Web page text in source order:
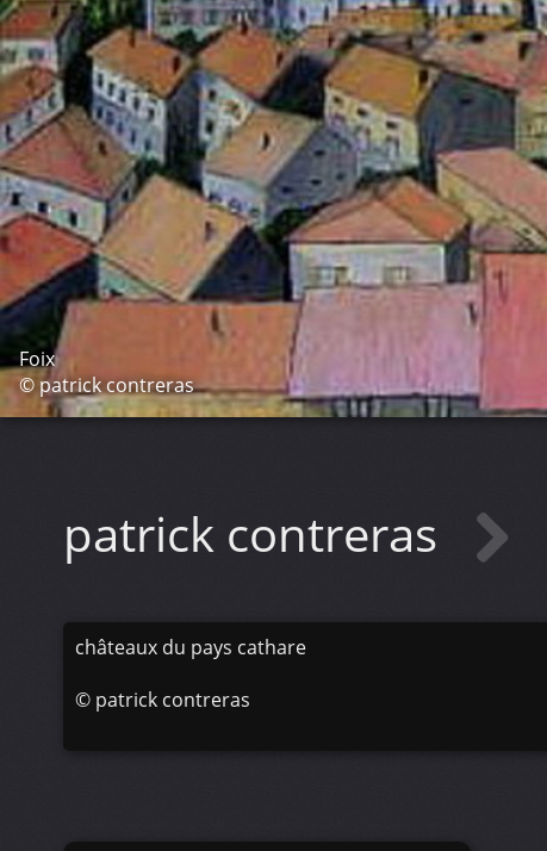
Foix
© patrick contreras
patrick contreras
châteaux du pays cathare
© patrick contreras